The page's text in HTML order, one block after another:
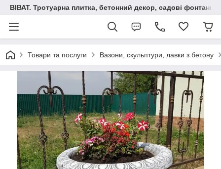
ВІВАТ. Тротуарна плитка, бетонний декор, садові фонтани
Товари та послуги Вазони, скульптури, лавки з бетону